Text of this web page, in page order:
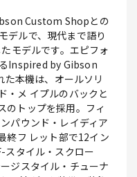
Custom Shopとの
デルで、現代まで語り
モデルです。エピフォ
Inspired by Gibson
本機は、オールソリ
・メ イプルのバックと
のトップを採用。フィ
パウンド・レイディア
終フ レット部で12イン
スタイル・スクロー
ジスタイル・チューナ